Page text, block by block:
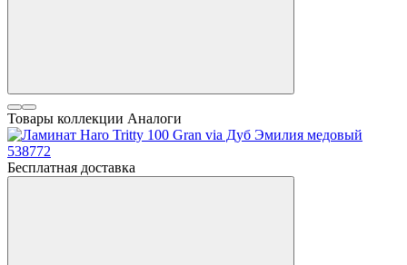
Товары коллекции Аналоги
Бесплатная доставка